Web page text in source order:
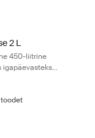
(selected)
2 L
450-liitrine
igapäevasteks